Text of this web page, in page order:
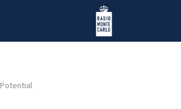
Radio Monte Carlo
Potential